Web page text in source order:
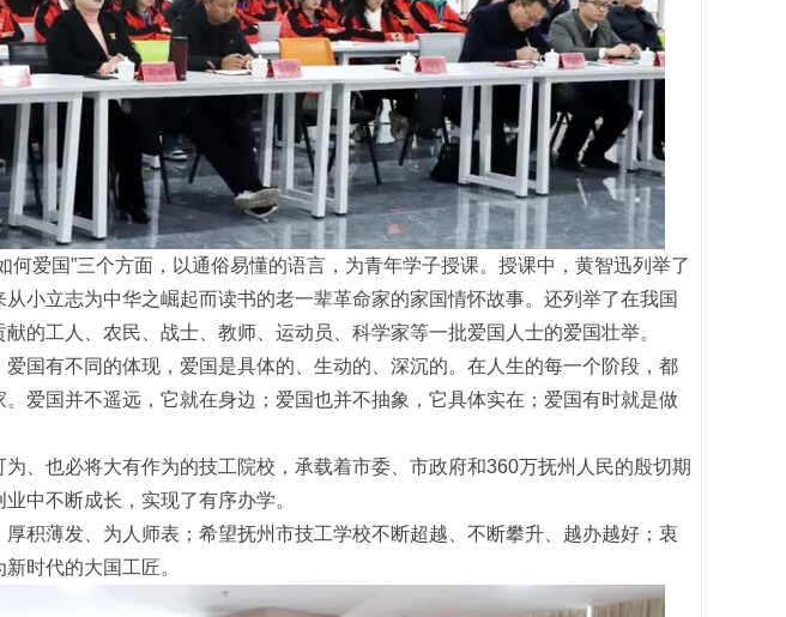
何爱国”三个方面，以通俗易懂的语言，为青年学子授课。授课中，黄智迅列举了
小立志为中华之崛起而读书的老一辈革命家的家国情怀故事。还列举了在我国
的工人、农民、战士、教师、运动员、科学家等一批爱国人士的爱国壮举。
国有不同的体现，爱国是具体的、生动的、深沉的。在人生的每一个阶段，都
爱国并不遥远，它就在身边；爱国也并不抽象，它具体实在；爱国有时就是做
、也必将大有作为的技工院校，承载着市委、市政府和360万抚州人民的殷切期
中不断成长，实现了有序办学。
积薄发、为人师表；希望抚州市技工学校不断超越、不断攀升、越办越好；衷
时代的大国工匠。